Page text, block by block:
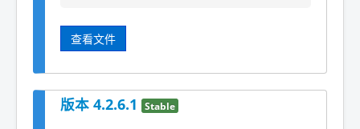
查看文件
版本 4.2.6.1 Stable